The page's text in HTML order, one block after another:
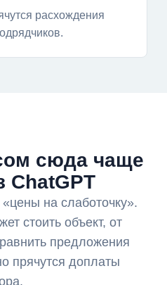
расхождения
сюда чаще
ChatGPT
на слаботочку».
стоить объект, от
предложения
прячутся доплаты